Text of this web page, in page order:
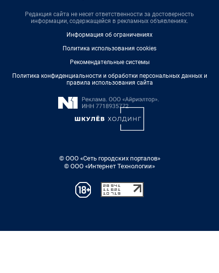
Редакция сайта не несет ответственности за достоверность
информации, содержащейся в рекламных объявлениях.
Информация об ограничениях
Политика использования cookies
Рекомендательные системы
Политика конфиденциальности и обработки персональных данных и
правила использования сайта
© ООО «Сеть городских порталов»
© ООО «Интернет Технологии»